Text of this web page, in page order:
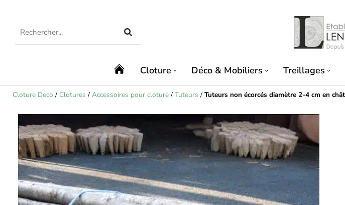
Cloture Déco & Mobiliers Treillages
Cloture Deco / Clotures / Accessoires pour cloture/ Tuteurs / Tuteurs non écorcés diamètre 2-4 cm en